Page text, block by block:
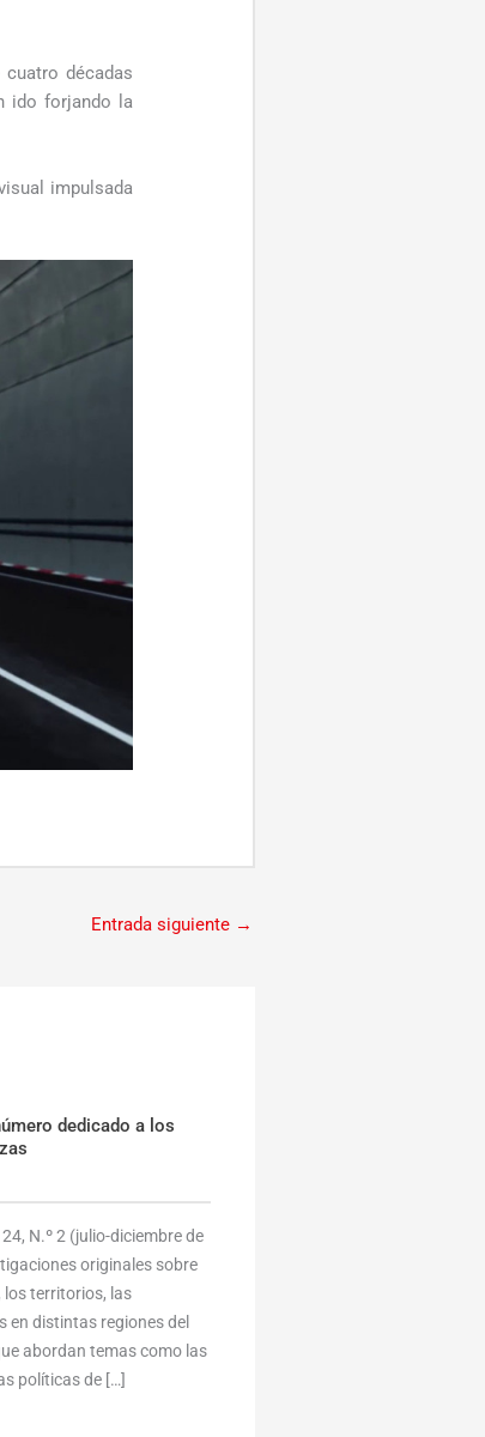
décadas
ido forjando la
impulsada
Entrada siguiente →
dedicado a los
N.º 2 (julio-diciembre de
originales sobre
territorios, las
en distintas regiones del
abordan temas como las
políticas de […]